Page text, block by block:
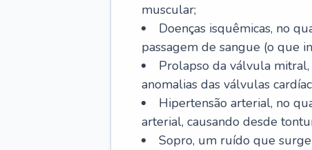
muscular;
Doenças isquêmicas, no
passagem de sangue (o que
Prolapso da válvula
anomalias das válvulas
Hipertensão arterial, no
arterial, causando desde
Sopro, um ruído que